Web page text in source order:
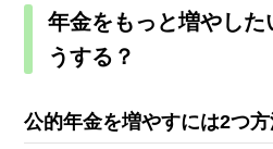
年金をもっと増やし
うする？
公的年金を増やすには2つ